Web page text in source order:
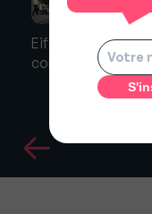
Eiffage Immobilier
concept de